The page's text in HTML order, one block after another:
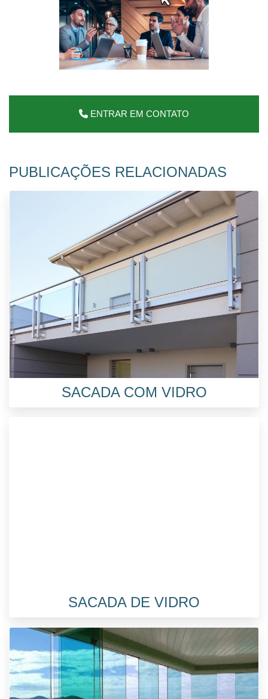
ENTRAR EM CONTATO
PUBLICAÇÕES RELACIONADAS
SACADA COM VIDRO
SACADA DE VIDRO